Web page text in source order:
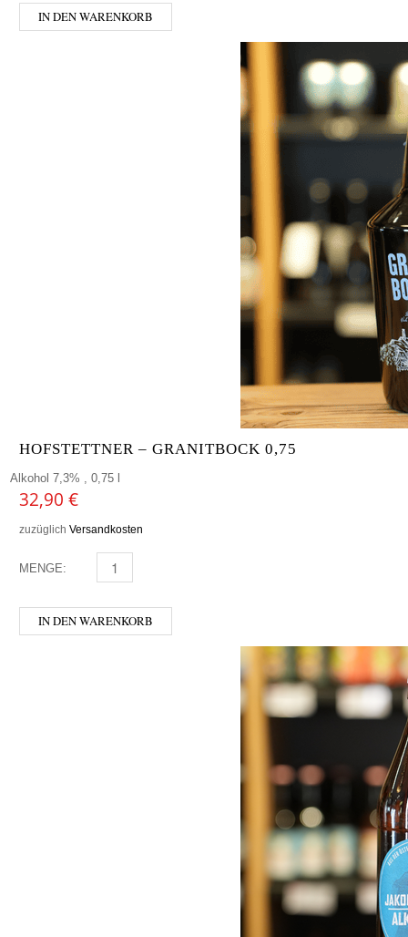
IN DEN WARENKORB
HOFSTETTNER – GRANITBOCK 0,75
Alkohol 7,3% , 0,75 l
32,90 €
zuzüglich Versandkosten
MENGE: HOFSTETTNER - GRANITBOCK 0,75 MENGE
IN DEN WARENKORB